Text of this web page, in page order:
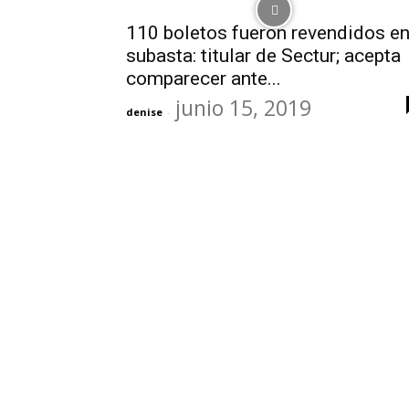
110 boletos fueron revendidos en
subasta: titular de Sectur; acepta
comparecer ante...
denise - junio 15, 2019